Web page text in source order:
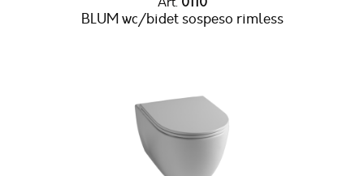
BLUM wc/bidet sospeso rimless